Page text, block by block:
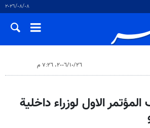
٠٨‏/٠٨‏/٢٠٢٦
٢٦‏/١٠‏/٢٠٠٦، ٧:٢٦ م
الاول لوزراء داخلية